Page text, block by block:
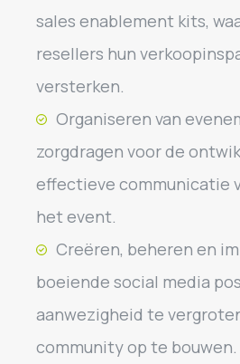
sales enablement kits,
resellers hun
versterken.
Organiseren van
zorgdragen voor de
effectieve communicatie
het event.
Creëren, beheren en
boeiende social media
aanwezigheid te
community op te bouwen.